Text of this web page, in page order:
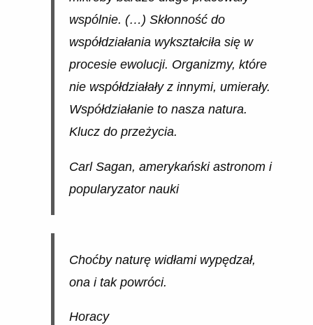
wspólnie. (…) Skłonność do
współdziałania wykształciła się w
procesie ewolucji. Organizmy, które
nie współdziałały z innymi, umierały.
Współdziałanie to nasza natura.
Klucz do przeżycia.
Carl Sagan, amerykański astronom i
popularyzator nauki
Choćby naturę widłami wypędzał,
ona i tak powróci.
Horacy